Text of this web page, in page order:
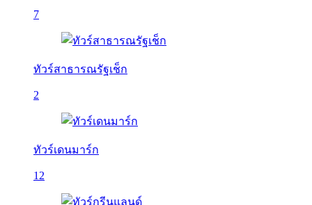
7
ทัวร์สาธารณรัฐเช็ก
2
ทัวร์เดนมาร์ก
12